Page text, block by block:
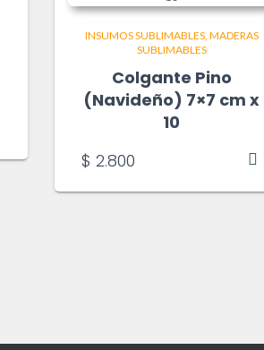
INSUMOS SUBLIMABLES MADERAS
SUBLIMABLES
Colgante Pino
(Navideño) 7×7 cm x
10
$ 2.800